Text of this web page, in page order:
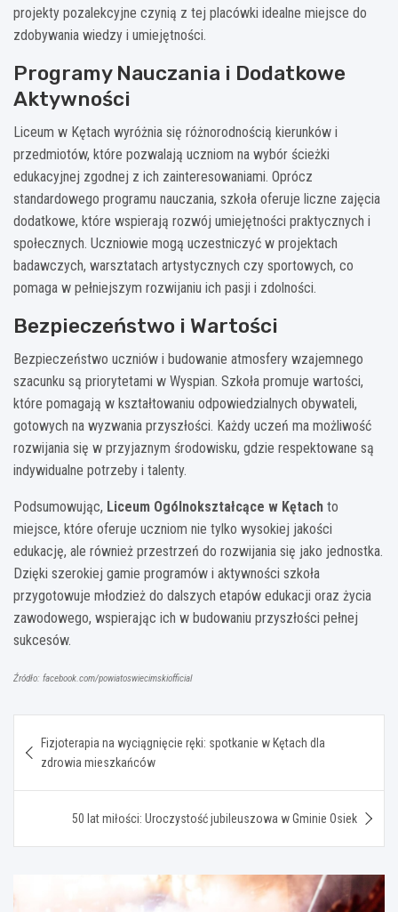
projekty pozalekcyjne czynią z tej placówki idealne miejsce do
zdobywania wiedzy i umiejętności.
Programy Nauczania i Dodatkowe
Aktywności
Liceum w Kętach wyróżnia się różnorodnością kierunków i
przedmiotów, które pozwalają uczniom na wybór ścieżki
edukacyjnej zgodnej z ich zainteresowaniami. Oprócz
standardowego programu nauczania, szkoła oferuje liczne zajęcia
dodatkowe, które wspierają rozwój umiejętności praktycznych i
społecznych. Uczniowie mogą uczestniczyć w projektach
badawczych, warsztatach artystycznych czy sportowych, co
pomaga w pełniejszym rozwijaniu ich pasji i zdolności.
Bezpieczeństwo i Wartości
Bezpieczeństwo uczniów i budowanie atmosfery wzajemnego
szacunku są priorytetami w Wyspian. Szkoła promuje wartości,
które pomagają w kształtowaniu odpowiedzialnych obywateli,
gotowych na wyzwania przyszłości. Każdy uczeń ma możliwość
rozwijania się w przyjaznym środowisku, gdzie respektowane są
indywidualne potrzeby i talenty.
Podsumowując, Liceum Ogólnokształcące w Kętach to
miejsce, które oferuje uczniom nie tylko wysokiej jakości
edukację, ale również przestrzeń do rozwijania się jako jednostka.
Dzięki szerokiej gamie programów i aktywności szkoła
przygotowuje młodzież do dalszych etapów edukacji oraz życia
zawodowego, wspierając ich w budowaniu przyszłości pełnej
sukcesów.
Źródło: facebook.com/powiatoswiecimskiofficial
wpisu
Fizjoterapia na wyciągnięcie ręki: spotkanie w Kętach dla
zdrowia mieszkańców
50 lat miłości: Uroczystość jubileuszowa w Gminie Osiek